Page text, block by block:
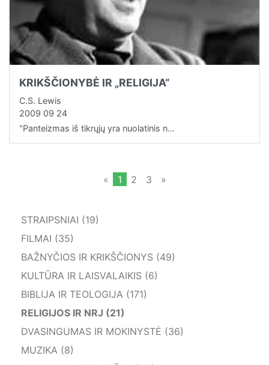
KRIKŠČIONYBĖ IR „RELIGIJA“
C.S. Lewis
2009 09 24
"Panteizmas iš tikrųjų yra nuolatinis n…
« 1 2 3 »
STRAIPSNIAI (19)
FILMAI (35)
BAŽNYČIOS IR KRIKŠČIONYS (49)
KULTŪRA IR LAISVALAIKIS (6)
BIBLIJA IR TEOLOGIJA (171)
RELIGIJOS IR NRJ (21)
DVASINGUMAS IR MOKINYSTĖ (36)
MUZIKA (8)